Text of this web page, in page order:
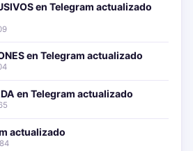
en Telegram actualizado📱
en Telegram actualizado📱🔥
en Telegram actualizado📱🔥
actualizado📱🔥